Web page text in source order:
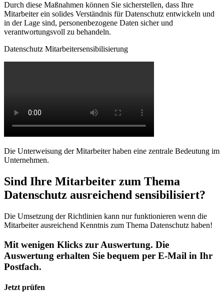
Durch diese Maßnahmen können Sie sicherstellen, dass Ihre
Mitarbeiter ein solides Verständnis für Datenschutz entwickeln und
in der Lage sind, personenbezogene Daten sicher und
verantwortungsvoll zu behandeln.
Datenschutz Mitarbeitersensibilisierung
Die Unterweisung der Mitarbeiter haben eine zentrale Bedeutung im
Unternehmen.
Sind Ihre Mitarbeiter zum Thema
Datenschutz ausreichend sensibilisiert?
Die Umsetzung der Richtlinien kann nur funktionieren wenn die
Mitarbeiter ausreichend Kenntnis zum Thema Datenschutz haben!
Mit wenigen Klicks zur Auswertung. Die
Auswertung erhalten Sie bequem per E-Mail in Ihr
Postfach.
Jetzt prüfen